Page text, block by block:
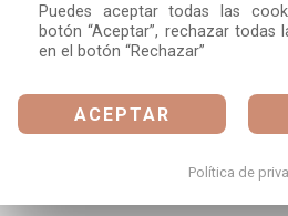
Puedes aceptar todas las
botón “Aceptar”, rechazar todas
en el botón “Rechazar”
ACEPTAR
Política de